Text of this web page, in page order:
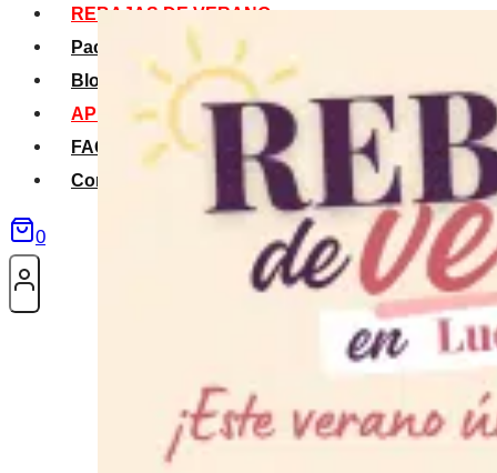
REBAJAS DE VERANO
Packs Verano
Blog
APP La Tribu
FAQS
Contacto
0